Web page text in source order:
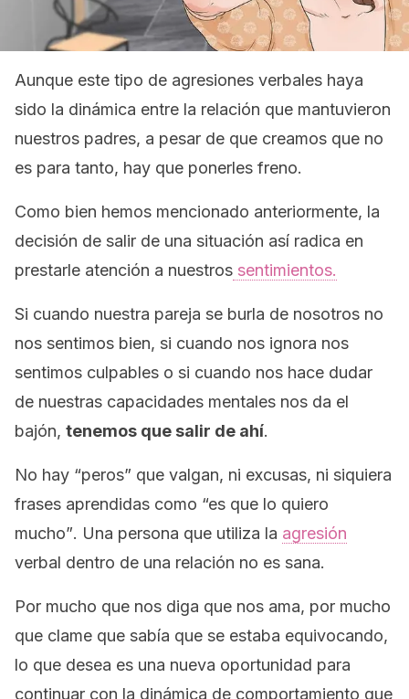
Aunque este tipo de agresiones verbales haya
sido la dinámica entre la relación que mantuvieron
nuestros padres, a pesar de que creamos que no
es para tanto, hay que ponerles freno.
Como bien hemos mencionado anteriormente, la
decisión de salir de una situación así radica en
prestarle atención a nuestros sentimientos.
Si cuando nuestra pareja se burla de nosotros no
nos sentimos bien, si cuando nos ignora nos
sentimos culpables o si cuando nos hace dudar
de nuestras capacidades mentales nos da el
bajón, tenemos que salir de ahí.
No hay “peros” que valgan, ni excusas, ni siquiera
frases aprendidas como “es que lo quiero
mucho”. Una persona que utiliza la agresión
verbal dentro de una relación no es sana.
Por mucho que nos diga que nos ama, por mucho
que clame que sabía que se estaba equivocando,
lo que desea es una nueva oportunidad para
continuar con la dinámica de comportamiento que